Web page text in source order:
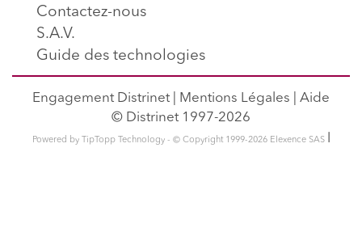
Contactez-nous
S.A.V.
Guide des technologies
Engagement Distrinet Mentions Légales
Aide
© Distrinet 1997-2026
Powered by TipTopp Technology - © Copyright 1999-2026 Elexence SAS